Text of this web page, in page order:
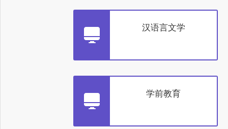
汉语言文学
学前教育